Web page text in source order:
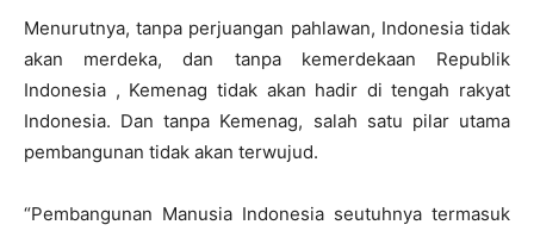
Menurutnya, tanpa perjuangan pahlawan, Indonesia tidak
akan merdeka, dan tanpa kemerdekaan Republik
Indonesia , Kemenag tidak akan hadir di tengah rakyat
Indonesia. Dan tanpa Kemenag, salah satu pilar utama
pembangunan tidak akan terwujud.
“Pembangunan Manusia Indonesia seutuhnya termasuk